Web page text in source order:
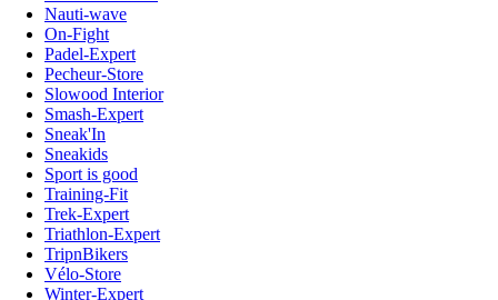
Nauti-wave
On-Fight
Padel-Expert
Pecheur-Store
Slowood Interior
Smash-Expert
Sneak'In
Sneakids
Sport is good
Training-Fit
Trek-Expert
Triathlon-Expert
TripnBikers
Vélo-Store
Winter-Expert